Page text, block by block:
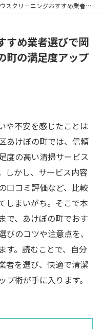
リーニングおすすめ業者選びで岡山県岡山市南区あけぼの町の満足度アップ術
すめ業者選びで岡
町の満足度アップ
や不安を感じたことは
あけぼの町では、信頼
度の高い清掃サービス
しかし、サービス内容
口コミ評価など、比較
しまいがち。そこで本
で、あけぼの町でおす
のコツや注意点を、
す。読むことで、自分
者を選び、快適で清潔
術が手に入ります。